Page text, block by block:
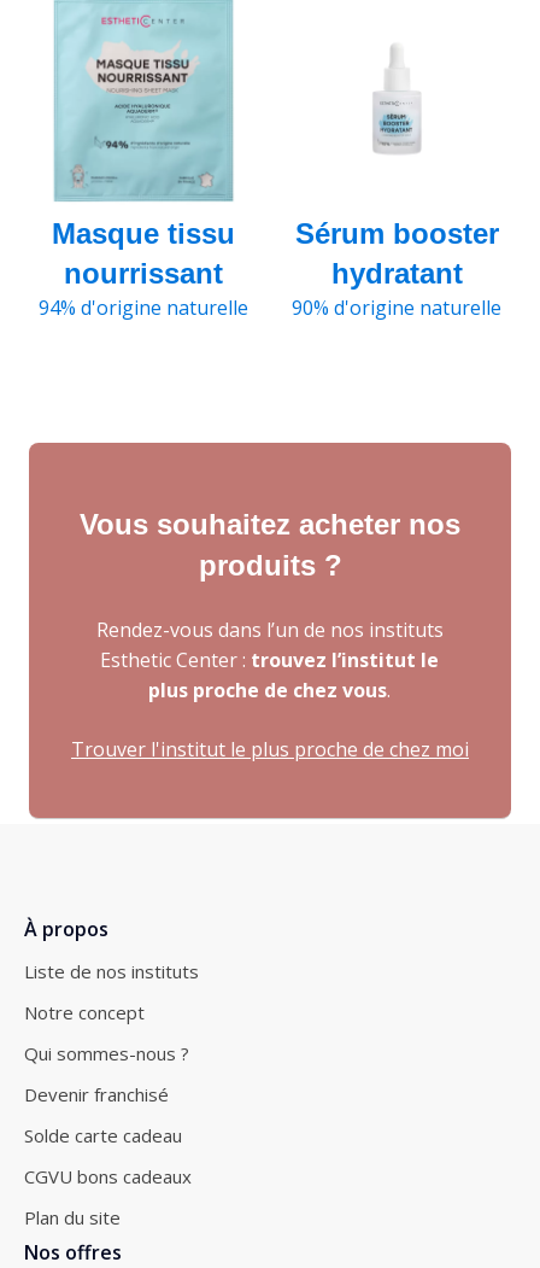
Masque tissu
nourrissant
94% d'origine naturelle
Sérum booster
hydratant
90% d'origine naturelle
Vous souhaitez acheter nos
produits ?
Rendez-vous dans l’un de nos instituts
Esthetic Center : trouvez l’institut le
plus proche de chez vous.
Trouver l'institut le plus proche de chez moi
À propos
Liste de nos instituts
Notre concept
Qui sommes-nous ?
Devenir franchisé
Solde carte cadeau
CGVU bons cadeaux
Plan du site
Nos offres